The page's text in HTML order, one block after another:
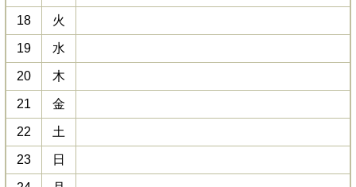
18 火
19 水
20 木
21 金
22 土
23 日